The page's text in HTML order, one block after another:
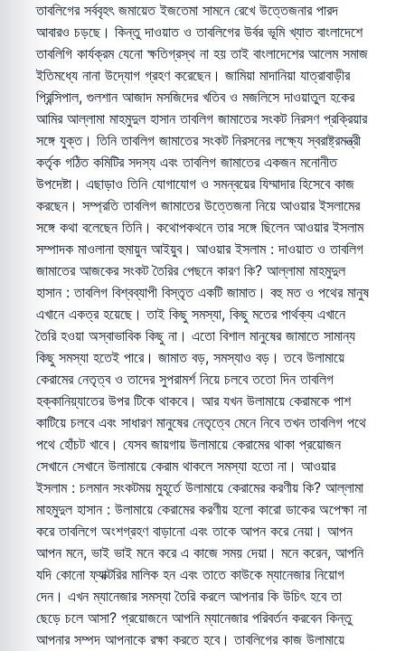
তাবলিগের সর্ববৃহৎ জমায়েত ইজতেমা সামনে রেখে উত্তেজনার পারদ
আবারও চড়ছে। কিন্তু দাওয়াত ও তাবলিগের উর্বর ভূমি খ্যাত বাংলাদেশে
তাবলিগি কার্যক্রম যেনো ক্ষতিগ্রস্থ না হয় তাই বাংলাদেশের আলেম সমাজ
ইতিমধ্যে নানা উদ্যোগ গ্রহণ করেছেন। জামিয়া মাদানিয়া যাত্রাবাড়ীর
প্রিন্সিপাল, গুলশান আজাদ মসজিদের খতিব ও মজলিসে দাওয়াতুল হকের
আমির আল্লামা মাহমুদুল হাসান তাবলিগ জামাতের সংকট নিরসণ প্রক্রিয়ার
সঙ্গে যুক্ত। তিনি তাবলিগ জামাতের সংকট নিরসনের লক্ষ্যে স্বরাষ্ট্রমন্ত্রী
কর্তৃক গঠিত কমিটির সদস্য এবং তাবলিগ জামাতের একজন মনোনীত
উপদেষ্টা। এছাড়াও তিনি যোগাযোগ ও সমন্বয়ের যিম্মাদার হিসেবে কাজ
করছেন। সম্প্রতি তাবলিগ জামাতের উত্তেজনা নিয়ে আওয়ার ইসলামের
সঙ্গে কথা বলেছেন তিনি। কথোপকথনে তার সঙ্গে ছিলেন আওয়ার ইসলাম
সম্পাদক মাওলানা হুমায়ুন আইয়ুব। আওয়ার ইসলাম : দাওয়াত ও তাবলিগ
জামাতের আজকের সংকট তৈরির পেছনে কারণ কি? আল্লামা মাহমুদুল
হাসান : তাবলিগ বিশ্বব্যাপী বিস্তৃত একটি জামাত। বহু মত ও পথের মানুষ
এখানে একত্র হয়েছে। তাই কিছু সমস্যা, কিছু মতের পার্থক্য এখানে
তৈরি হওয়া অস্বাভাবিক কিছু না। এতো বিশাল মানুষের জামাতে সামান্য
কিছু সমস্যা হতেই পারে। জামাত বড়, সমস্যাও বড়। তবে উলামায়ে
কেরামের নেতৃত্ব ও তাদের সুপরামর্শ নিয়ে চলবে ততো দিন তাবলিগ
হক্কানিয়্যাতের উপর টিকে থাকবে। আর যখন উলামায়ে কেরামকে পাশ
কাটিয়ে চলবে এবং সাধারণ মানুষের নেতৃত্বে মেনে নিবে তখন তাবলিগ পথে
পথে হোঁচট খাবে। যেসব জায়গায় উলামায়ে কেরামের থাকা প্রয়োজন
সেখানে সেখানে উলামায়ে কেরাম থাকলে সমস্যা হতো না। আওয়ার
ইসলাম : চলমান সংকটময় মুহূর্তে উলামায়ে কেরামের করণীয় কি? আল্লামা
মাহমুদুল হাসান : উলামায়ে কেরামের করণীয় হলো কারো ডাকের অপেক্ষা না
করে তাবলিগে অংশগ্রহণ বাড়ানো এবং তাকে আপন করে নেয়া। আপন
আপন মনে, ভাই ভাই মনে করে এ কাজে সময় দেয়া। মনে করেন, আপনি
যদি কোনো ফ্যাক্টরির মালিক হন এবং তাতে কাউকে ম্যানেজার নিয়োগ
দেন। এখন ম্যানেজার সমস্যা তৈরি করলে আপনার কি উচিৎ হবে তা
ছেড়ে চলে আসা? প্রয়োজনে আপনি ম্যানেজার পরিবর্তন করবেন কিন্তু
আপনার সম্পদ আপনাকে রক্ষা করতে হবে। তাবলিগের কাজ উলামায়ে